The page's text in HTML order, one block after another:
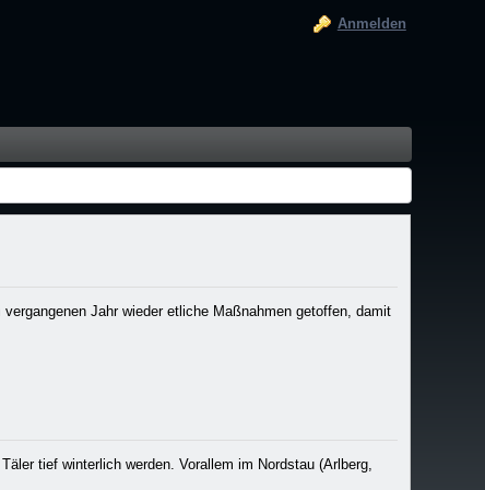
Anmelden
Jahr wieder etliche Maßnahmen getoffen, damit
tief winterlich werden. Vorallem im Nordstau (Arlberg,